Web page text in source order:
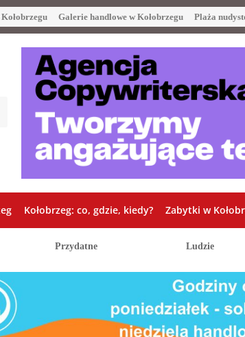
Galerie handlowe w Kołobrzegu Plaża
Kołobrzeg: co, gdzie, kiedy? Zabytki w
Przydatne Ludzie